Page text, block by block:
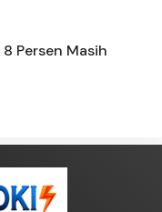
Persen Masih